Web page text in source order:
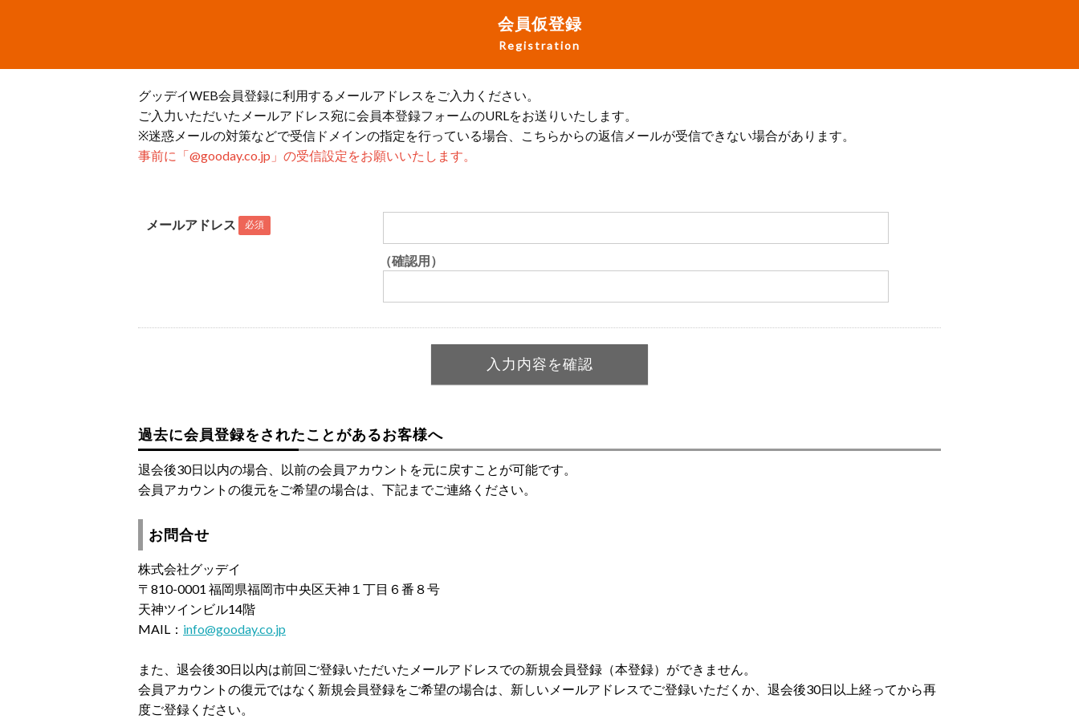
会員仮登録
Registration
グッデイWEB会員登録に利用するメールアドレスをご入力ください。
ご入力いただいたメールアドレス宛に会員本登録フォームのURLをお送りいたします。
※迷惑メールの対策などで受信ドメインの指定を行っている場合、こちらからの返信メールが受信できない場合があります。
事前に「@gooday.co.jp」の受信設定をお願いいたします。
メールアドレス 必須
（確認用）
過去に会員登録をされたことがあるお客様へ
退会後30日以内の場合、以前の会員アカウントを元に戻すことが可能です。
会員アカウントの復元をご希望の場合は、下記までご連絡ください。
お問合せ
株式会社グッデイ
〒810-0001 福岡県福岡市中央区天神１丁目６番８号
天神ツインビル14階
MAIL： info@gooday.co.jp
また、退会後30日以内は前回ご登録いただいたメールアドレスでの新規会員登録（本登録）ができません。
会員アカウントの復元ではなく新規会員登録をご希望の場合は、新しいメールアドレスでご登録いただくか、退会後30日以上経ってから再
度ご登録ください。